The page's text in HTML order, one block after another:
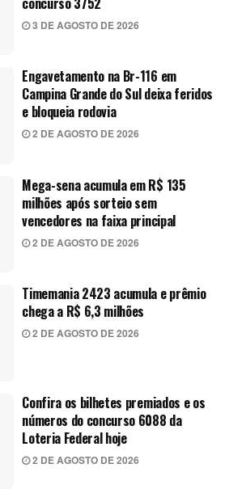
3 DE AGOSTO DE 2026
Engavetamento na Br-116 em
Campina Grande do Sul deixa feridos
e bloqueia rodovia
2 DE AGOSTO DE 2026
Mega-sena acumula em R$ 135
milhões após sorteio sem
vencedores na faixa principal
2 DE AGOSTO DE 2026
Timemania 2423 acumula e prêmio
chega a R$ 6,3 milhões
2 DE AGOSTO DE 2026
Confira os bilhetes premiados e os
números do concurso 6088 da
Loteria Federal hoje
2 DE AGOSTO DE 2026